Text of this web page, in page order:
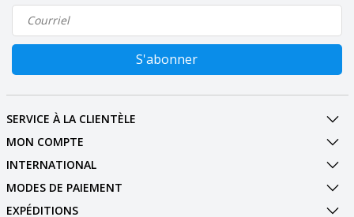
S'abonner
SERVICE À LA CLIENTÈLE
MON COMPTE
INTERNATIONAL
MODES DE PAIEMENT
EXPÉDITIONS